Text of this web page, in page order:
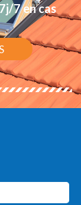
7 en cas